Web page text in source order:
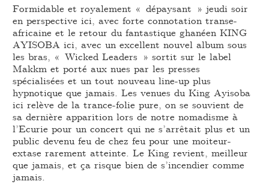
Formidable et royalement « dépaysant » jeudi soir
en perspective ici, avec forte connotation transe-
africaine et le retour du fantastique ghanéen KING
AYISOBA ici, avec un excellent nouvel album sous
les bras, « Wicked Leaders » sortit sur le label
Makkm et porté aux nues par les presses
spécialisées et un tout nouveau line-up plus
hypnotique que jamais. Les venues du King Ayisoba
ici relève de la trance-folie pure, on se souvient de
sa dernière apparition lors de notre nomadisme à
l’Ecurie pour un concert qui ne s’arrêtait plus et un
public devenu feu de chez feu pour une moiteur-
extase rarement atteinte. Le King revient, meilleur
que jamais, et ça risque bien de s’incendier comme
jamais.